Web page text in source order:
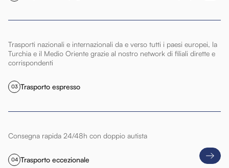
Trasporti nazionali e internazionali da e verso tutti i paesi europei, la
Turchia e il Medio Oriente grazie al nostro network di filiali dirette e
corrispondenti
03 Trasporto espresso
Consegna rapida 24/48h con doppio autista
04 Trasporto eccezionale